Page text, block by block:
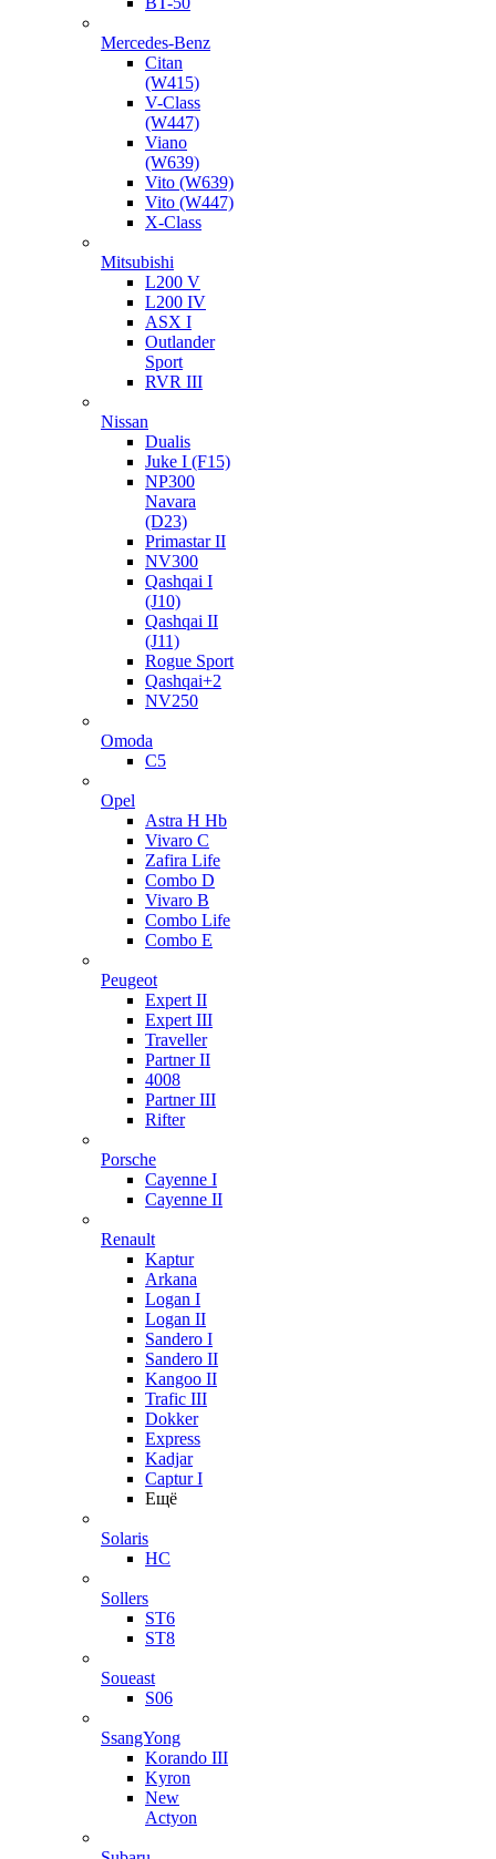
Mercedes-Benz
Citan
(W415)
V-Class
(W447)
Viano
(W639)
Vito (W639)
Vito (W447)
X-Class
Mitsubishi
L200 V
L200 IV
ASX I
Outlander
Sport
RVR III
Nissan
Dualis
Juke I (F15)
NP300
Navara
(D23)
Primastar II
NV300
Qashqai I
(J10)
Qashqai II
(J11)
Rogue Sport
Qashqai+2
NV250
Omoda
C5
Opel
Astra H Hb
Vivaro C
Zafira Life
Combo D
Vivaro B
Combo Life
Combo E
Peugeot
Expert II
Expert III
Traveller
Partner II
4008
Partner III
Rifter
Porsche
Cayenne I
Cayenne II
Renault
Kaptur
Arkana
Logan I
Logan II
Sandero I
Sandero II
Kangoo II
Trafic III
Dokker
Express
Kadjar
Captur I
Ещё
Solaris
HC
Sollers
ST6
ST8
Soueast
S06
SsangYong
Korando III
Kyron
New
Actyon